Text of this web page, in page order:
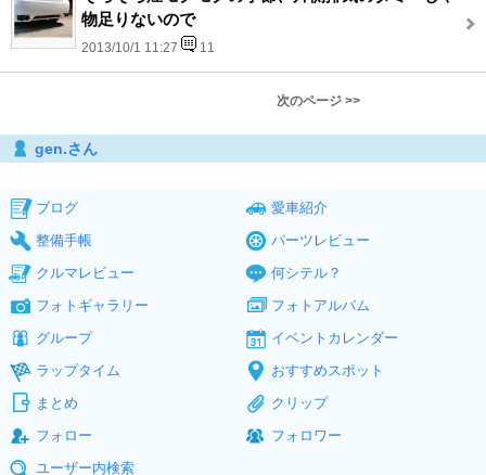
物足りないので
2013/10/1 11:27 11
次のページ >>
gen.さん
ブログ
愛車紹介
整備手帳
パーツレビュー
クルマレビュー
何シテル？
フォトギャラリー
フォトアルバム
グループ
イベントカレンダー
ラップタイム
おすすめスポット
まとめ
クリップ
フォロー
フォロワー
ユーザー内検索